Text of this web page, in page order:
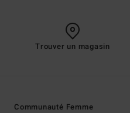
Trouver un magasin
Communauté Femme